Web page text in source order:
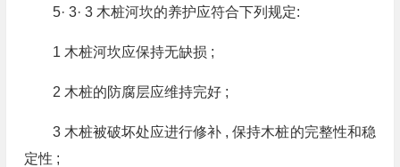
5· 3· 3 木桩河坎的养护应符合下列规定:
1 木桩河坎应保持无缺损 ;
2 木桩的防腐层应维持完好 ;
3 木桩被破坏处应进行修补 , 保持木桩的完整性和稳
定性 ;